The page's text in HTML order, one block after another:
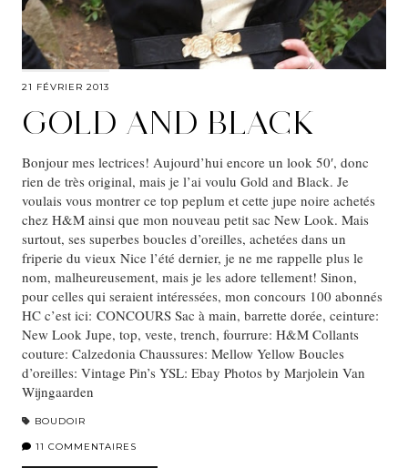
21 FÉVRIER 2013
GOLD AND BLACK
Bonjour mes lectrices! Aujourd’hui encore un look 50′, donc
rien de très original, mais je l’ai voulu Gold and Black. Je
voulais vous montrer ce top peplum et cette jupe noire achetés
chez H&M ainsi que mon nouveau petit sac New Look. Mais
surtout, ses superbes boucles d’oreilles, achetées dans un
friperie du vieux Nice l’été dernier, je ne me rappelle plus le
nom, malheureusement, mais je les adore tellement! Sinon,
pour celles qui seraient intéressées, mon concours 100 abonnés
HC c’est ici: CONCOURS Sac à main, barrette dorée, ceinture:
New Look Jupe, top, veste, trench, fourrure: H&M Collants
couture: Calzedonia Chaussures: Mellow Yellow Boucles
d’oreilles: Vintage Pin’s YSL: Ebay Photos by Marjolein Van
Wijngaarden
BOUDOIR
11 COMMENTAIRES